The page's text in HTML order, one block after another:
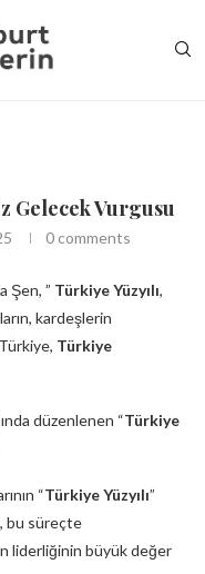
Gelecek Vurgusu
0 comments
Şen, ” Türkiye Yüzyılı,
kardeşlerin
Türkiye
düzenlenen “Türkiye
“Türkiye Yüzyılı”
bu süreçte
liderliğinin büyük değer